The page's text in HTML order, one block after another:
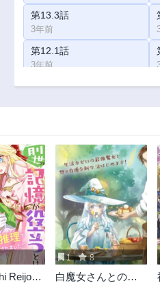
第13.3話
3年前
第12.1話
3年前
第9.3話
第6.2話
3年前
第4.3話
3年前
第3.1話
3年前
Reijo
1 8
白魔女さんとの辺